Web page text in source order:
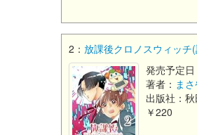
2： 放課後クロノスウィッ
発売予定
著者： ま
出版社：
￥220